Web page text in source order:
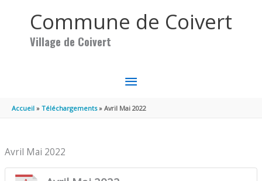
Commune de Coivert
Village de Coivert
MENU
PRINCIPAL
Accueil Téléchargements Avril Mai 2022
Avril Mai 2022